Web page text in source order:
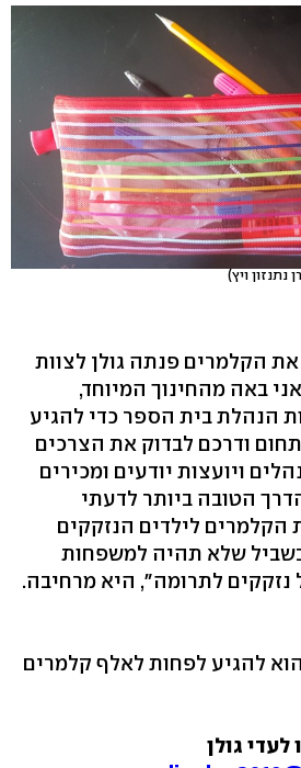
נתנזון ויץ)
הקלמרים פנתה גולן לצוות
באה מהחינוך המיוחד,
הנהלת בית הספר כדי להגיע
ודרכם לבדוק את הצרכים
ויועצות יודעים ומכירים
הטובה ביותר לדעתי
הקלמרים לילדים הנזקקים
שלא תהיה למשפחות
לתרומה", היא מרחיבה.
להגיע לפחות לאלף קלמרים
לעדי גולן